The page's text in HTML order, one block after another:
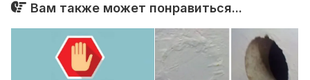
Вам также может понравиться...